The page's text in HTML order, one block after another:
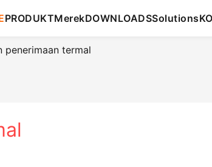
PRODUKTMerekDOWNLOADSSolutions
penerimaan termal